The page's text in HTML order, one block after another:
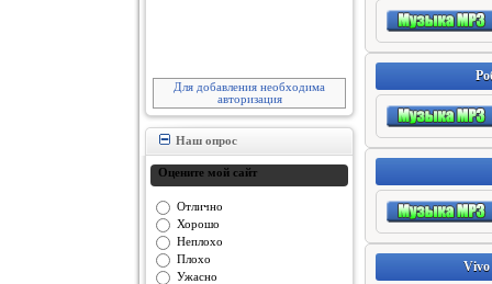
Для добавления необходима
авторизация
Наш опрос
Оцените мой сайт
Отлично
Хорошо
Неплохо
Плохо
Ужасно